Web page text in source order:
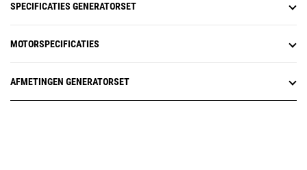
SPECIFICATIES GENERATORSET
MOTORSPECIFICATIES
AFMETINGEN GENERATORSET